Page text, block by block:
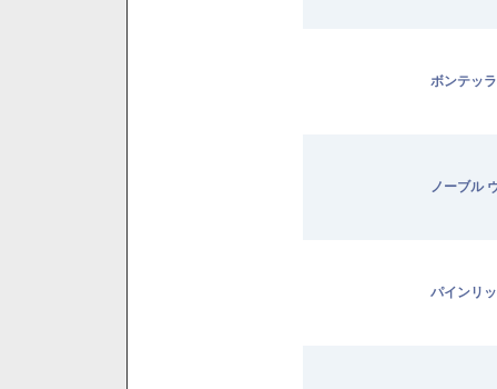
ボンテッ
ノーブル
パインリ